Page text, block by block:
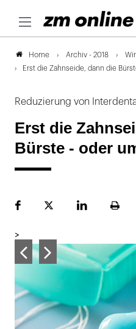
Home Archiv - 2018
Erst die Zahnseide, dann die
Reduzierung von
Erst die
Bürste - oder
FacebookPlattformLinekdInSeite
>